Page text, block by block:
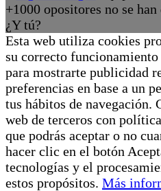
+1000 opositores no se han
¿Y tú?
Esta web utiliza cookies
su correcto
para mostrarte publicidad
preferencias en base a un
tus hábitos de navegación.
web de terceros con
que podrás aceptar o no
hacer clic en el botón
tecnologías y el
estos propósitos. Más